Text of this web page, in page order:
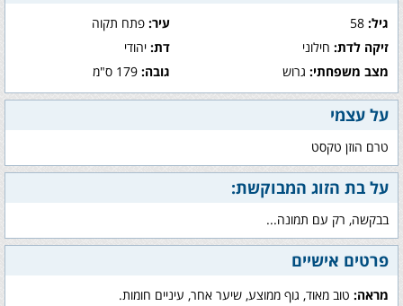
גיל: עיר:פתח תקוה
זיקה לדת: חילוני דת:יהודי
מצב משפחתי: גרוש גובה:179 ס"מ
על עצמי
טרם הוזן טקסט
על בת הזוג המבוקשת:
בבקשה, רק עם תמונה...
פרטים אישיים
מראה: טוב מאוד, גוף ממוצע, שיער אחר, עיניים חומות.